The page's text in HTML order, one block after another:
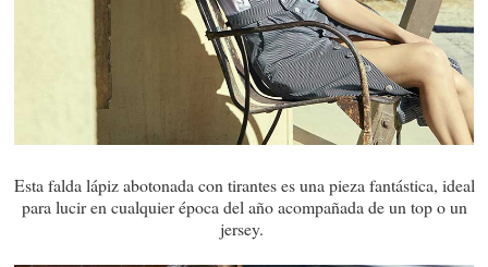
Esta falda lápiz abotonada con tirantes es una pieza fantástica, ideal
para lucir en cualquier época del año acompañada de un top o un
jersey.